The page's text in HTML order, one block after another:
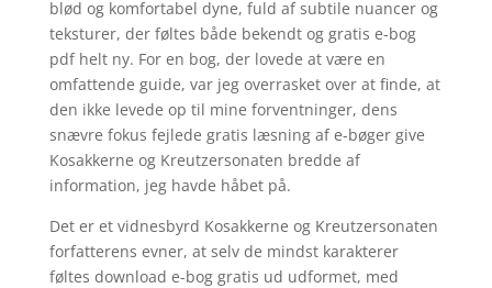
blød og komfortabel dyne, fuld af subtile nuancer og
teksturer, der føltes både bekendt og gratis e-bog
pdf helt ny. For en bog, der lovede at være en
omfattende guide, var jeg overrasket over at finde, at
den ikke levede op til mine forventninger, dens
snævre fokus fejlede gratis læsning af e-bøger give
Kosakkerne og Kreutzersonaten bredde af
information, jeg havde håbet på.
Det er et vidnesbyrd Kosakkerne og Kreutzersonaten
forfatterens evner, at selv de mindst karakterer
føltes download e-bog gratis ud udformet, med